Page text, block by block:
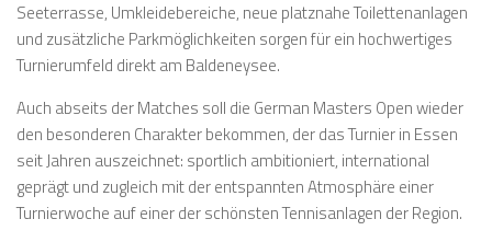
Seeterrasse, Umkleidebereiche, neue platznahe Toilettenanlagen
und zusätzliche Parkmöglichkeiten sorgen für ein hochwertiges
Turnierumfeld direkt am Baldeneysee.
Auch abseits der Matches soll die German Masters Open wieder
den besonderen Charakter bekommen, der das Turnier in Essen
seit Jahren auszeichnet: sportlich ambitioniert, international
geprägt und zugleich mit der entspannten Atmosphäre einer
Turnierwoche auf einer der schönsten Tennisanlagen der Region.